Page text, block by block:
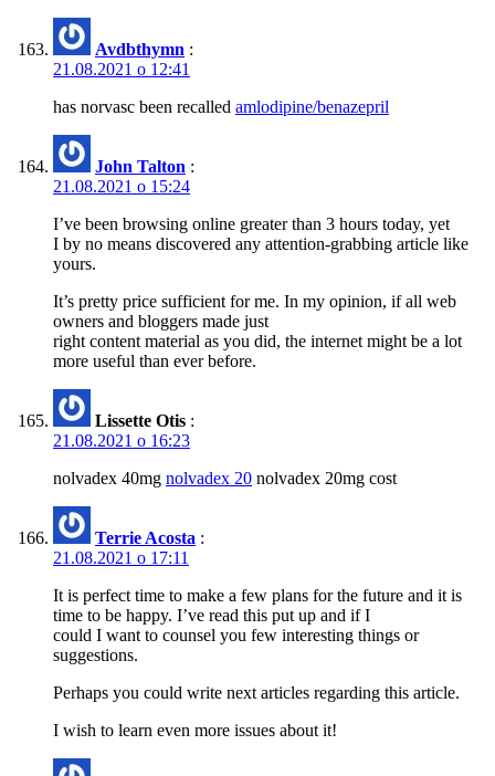
Avdbthymn :
21.08.2021 о 12:41
has norvasc been recalled amlodipine/benazepril
John Talton :
21.08.2021 о 15:24
I’ve been browsing online greater than 3 hours today, yet
I by no means discovered any attention-grabbing article like
yours.
It’s pretty price sufficient for me. In my opinion, if all web
owners and bloggers made just
right content material as you did, the internet might be a lot
more useful than ever before.
Lissette Otis :
21.08.2021 о 16:23
nolvadex 40mg nolvadex 20 nolvadex 20mg cost
Terrie Acosta :
21.08.2021 о 17:11
It is perfect time to make a few plans for the future and it is
time to be happy. I’ve read this put up and if I
could I want to counsel you few interesting things or
suggestions.
Perhaps you could write next articles regarding this article.
I wish to learn even more issues about it!